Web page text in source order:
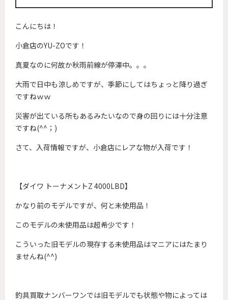
こんにちは！
小倉店のYU-ZOです！
真夏なのに何故か秋雨前線が停滞中。。。
大雨で日中も涼しめですが、季節にしてはちょっと降り過ぎ
ですねｗｗ
災害が出ている所もあるみたいなので身の回りには十分注意
ですね(^^；)
さて、入荷情報ですが、小倉店にレアな物が入荷です！
【ダイワ トーナメントZ 4000LBD】
かなり前のモデルですが、何と未使用品！
このモデルの未使用品は超希少です！
こういった旧モデルの現存する未使用品はマニアにはたまり
ませんね(^^)
釣具買取ナンバーワンでは旧モデルでも状態や物によっては